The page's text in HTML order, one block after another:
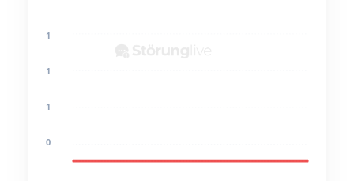
1
1
1
0